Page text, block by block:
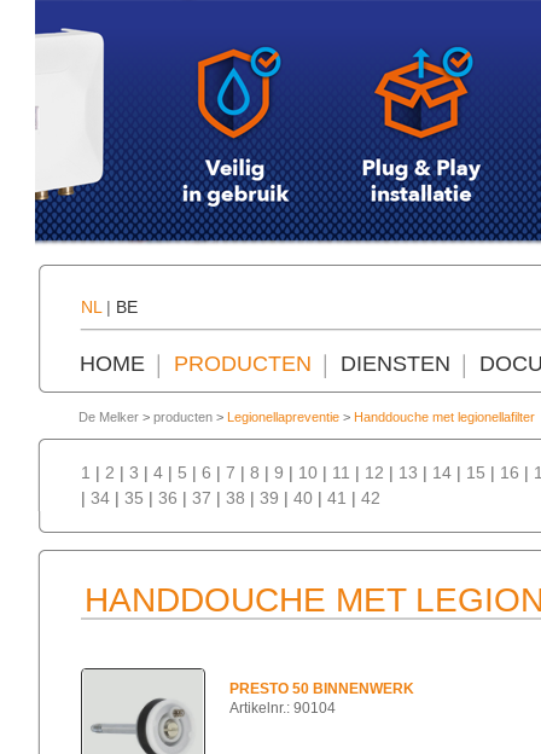
NL | BE
HOME PRODUCTEN DIENSTEN
De Melker > producten > Legionellapreventie > Handdouche met legionellafilter
1 | 2 | 3 | 4 | 5 | 6 | 7 | 8 | 9 | 10 | 11 | 12 | 13 | 14 | 15 | 16 |
| 34 | 35 | 36 | 37 | 38 | 39 | 40 | 41 | 42
HANDDOUCHE MET
PRESTO 50 BINNENWERK
Artikelnr.: 90104